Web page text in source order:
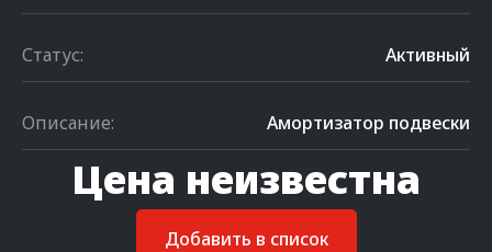
Статус: Активный
Описание: Амортизатор подвески
Цена неизвестна
Добавить в список